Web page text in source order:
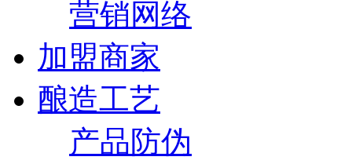
营销网络
加盟商家
酿造工艺
产品防伪